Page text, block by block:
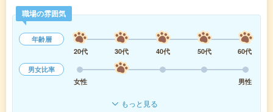
職場の雰囲気
年齢層
20代
30代 40代 50代
60代
男女比率
女性
男性
もっと見る